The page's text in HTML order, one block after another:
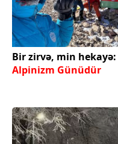
Bir zirvə, min hekayə:
Alpinizm Günüdür